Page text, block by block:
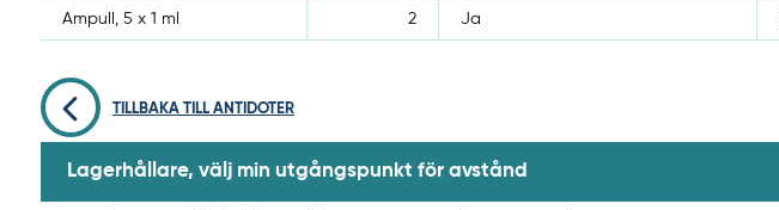
Ampull, 5 x 1 ml 2 Ja
TILLBAKA TILL ANTIDOTER
Lagerhållare, välj min utgångspunkt för avstånd